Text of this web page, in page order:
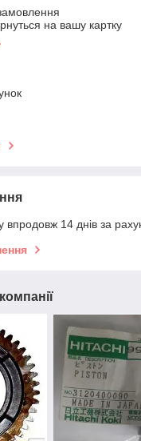
на вашу картку
впродовж 14 днів за